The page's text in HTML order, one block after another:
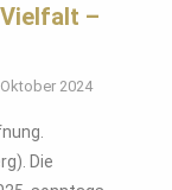
–
2024
Die